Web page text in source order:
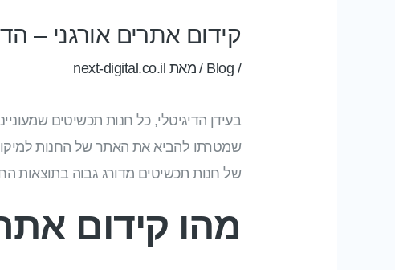
קידום אתרים אורגני –
/
Blog / מאת next-digital.co.il
בעידן הדיגיטלי, כל חנות תכשיטים
שמטרתו להביא את האתר של החנות
של חנות תכשיטים מדורג גבוה בתוצאות
מהו קידום